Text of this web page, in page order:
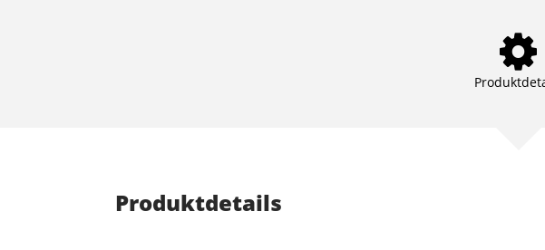
Produktdetails